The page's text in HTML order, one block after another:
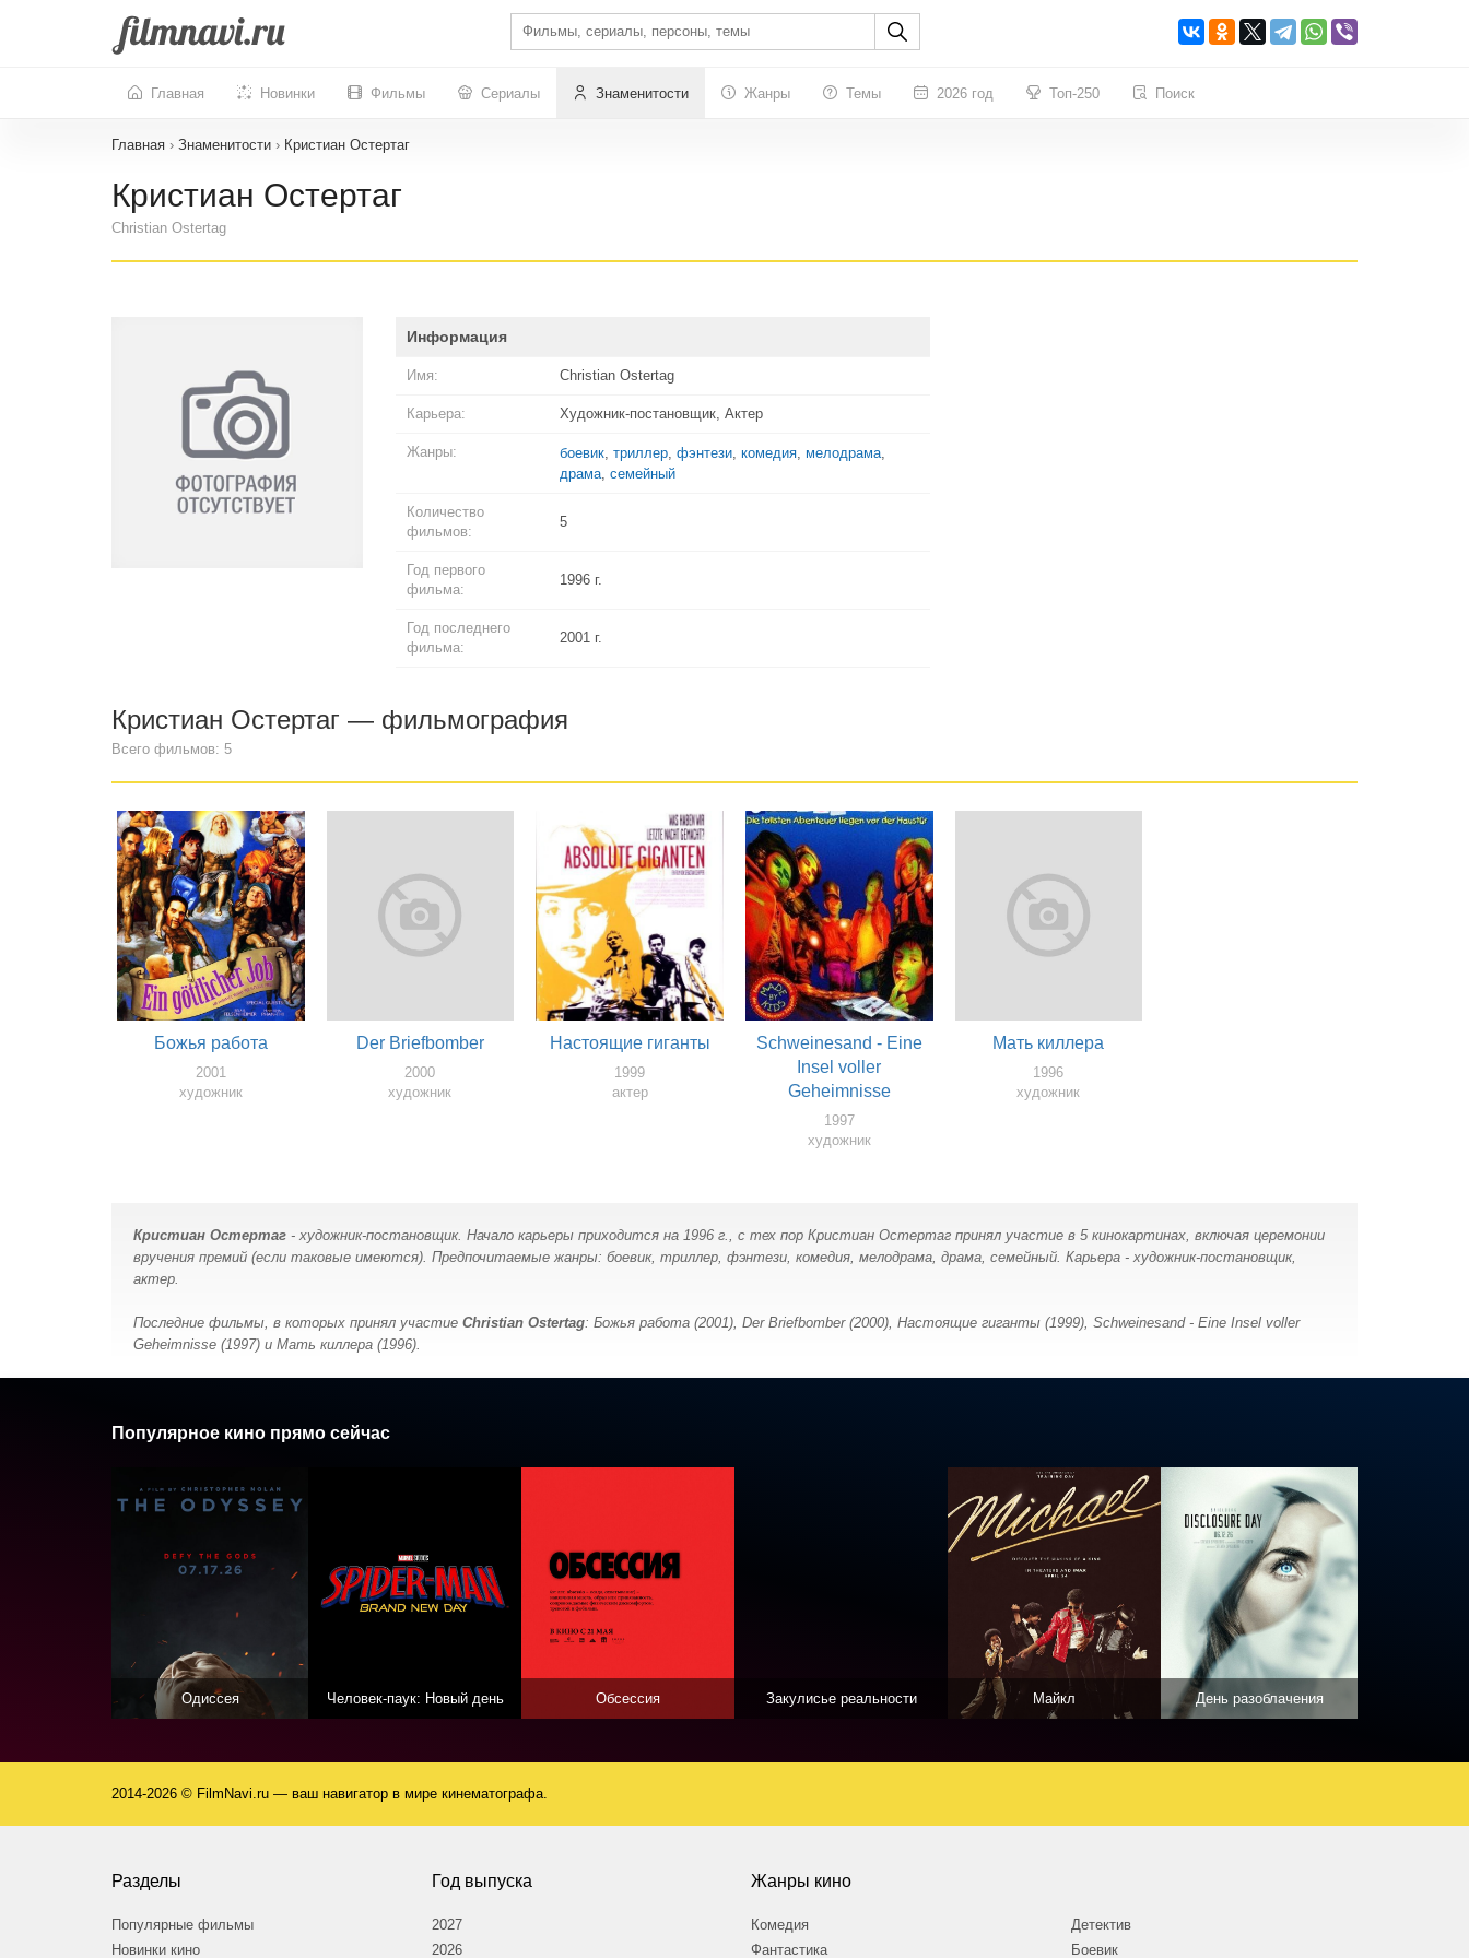
Главная Новинки Фильмы Сериалы Знаменитости Жанры Темы 2026 год Топ-250 Поиск
Главная › Знаменитости › Кристиан Остертаг
Кристиан Остертаг
Christian Ostertag
Информация
Имя: Christian Ostertag
Карьера: Художник-постановщик, Актер
Жанры: боевик, триллер, фэнтези, комедия, мелодрама,
драма, семейный
Количество
фильмов:
5
Год первого
фильма:
1996 г.
Год последнего
фильма:
2001 г.
Кристиан Остертаг — фильмография
Всего фильмов: 5
Божья работа
2001
художник
Der Briefbomber
2000
художник
Настоящие гиганты
1999
актер
Schweinesand - Eine
Insel voller
Geheimnisse
1997
художник
Мать киллера
1996
художник
Кристиан Остертаг - художник-постановщик. Начало карьеры приходится на 1996 г., с тех пор Кристиан Остертаг принял участие в 5 кинокартинах, включая церемонии
вручения премий (если таковые имеются). Предпочитаемые жанры: боевик, триллер, фэнтези, комедия, мелодрама, драма, семейный. Карьера - художник-постановщик,
актер.
Последние фильмы, в которых принял участие Christian Ostertag: Божья работа (2001), Der Briefbomber (2000), Настоящие гиганты (1999), Schweinesand - Eine Insel voller
Geheimnisse (1997) и Мать киллера (1996).
Популярное кино прямо сейчас
Одиссея Человек-паук: Новый день Обсессия Закулисье реальности Майкл День разоблачения
2014-2026 © FilmNavi.ru — ваш навигатор в мире кинематографа.
Разделы
Популярные фильмы
Новинки кино
Год выпуска
2027
2026
Жанры кино
Комедия
Фантастика
Детектив
Боевик